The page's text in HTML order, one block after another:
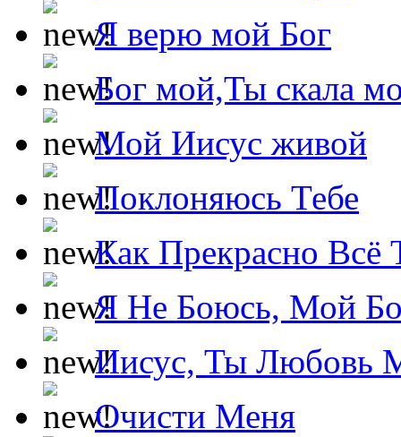
Я верю мой Бог
Бог мой,Ты скала
Мой Иисус живой
Поклоняюсь Тебе
Как Прекрасно Всё
Я Не Боюсь, Мой
Иисус, Ты Любовь
Очисти Меня